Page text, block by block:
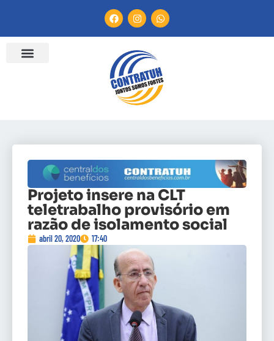
Projeto insere na CLT
teletrabalho provisório em
razão de isolamento social
abril 20, 2020 17:40